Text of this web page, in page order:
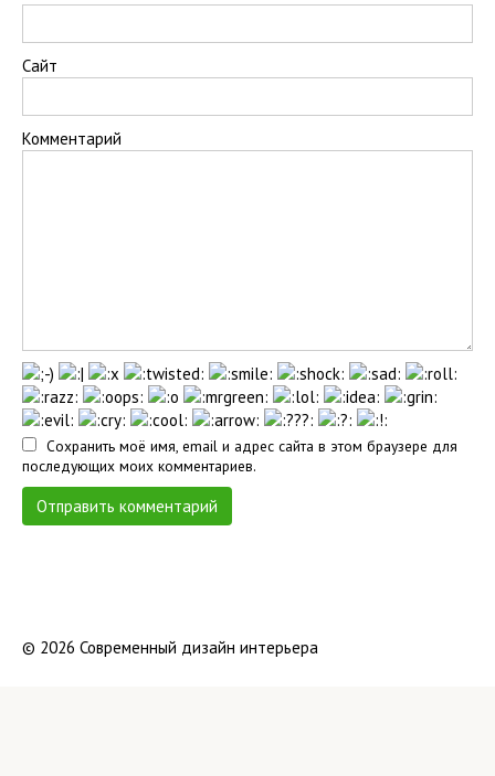
Сайт
Комментарий
Сохранить моё имя, email и адрес сайта в этом браузере для
последующих моих комментариев.
© 2026 Современный дизайн интерьера